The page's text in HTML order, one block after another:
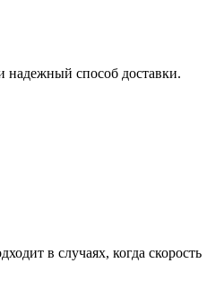
способ доставки.
в случаях, когда скорость